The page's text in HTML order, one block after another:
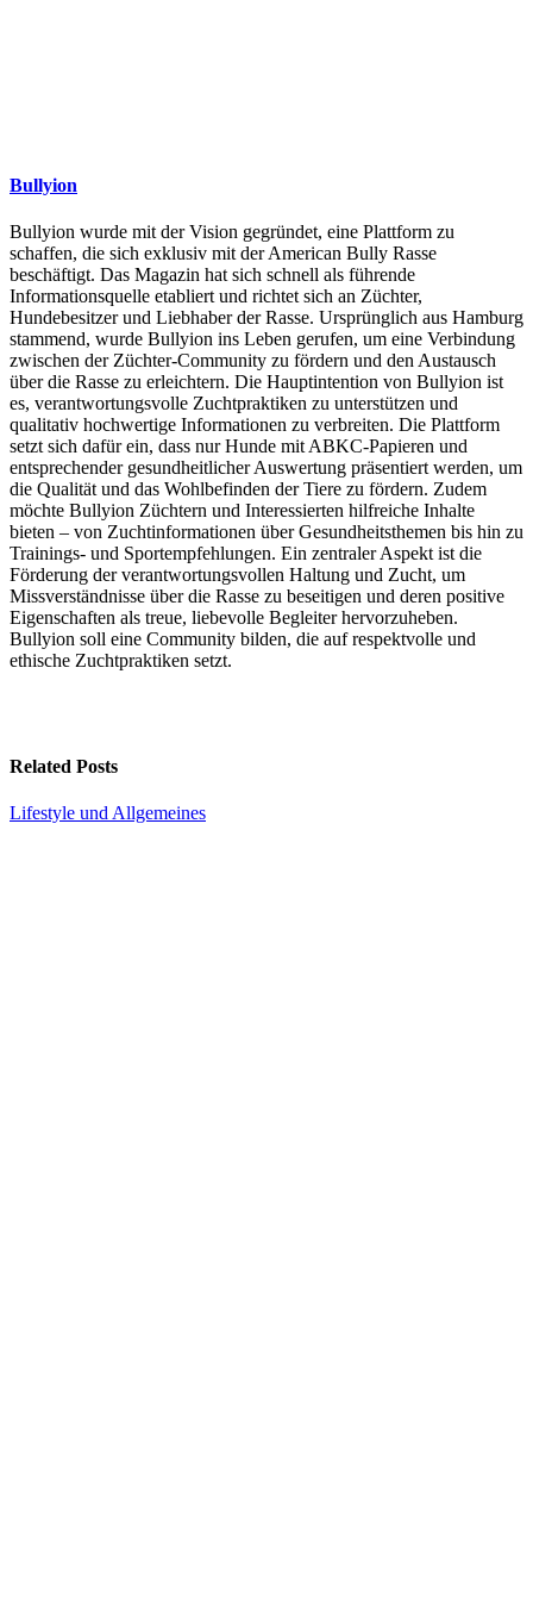
Bullyion
Bullyion wurde mit der Vision gegründet, eine Plattform zu
schaffen, die sich exklusiv mit der American Bully Rasse
beschäftigt. Das Magazin hat sich schnell als führende
Informationsquelle etabliert und richtet sich an Züchter,
Hundebesitzer und Liebhaber der Rasse. Ursprünglich aus Hamburg
stammend, wurde Bullyion ins Leben gerufen, um eine Verbindung
zwischen der Züchter-Community zu fördern und den Austausch
über die Rasse zu erleichtern. Die Hauptintention von Bullyion ist
es, verantwortungsvolle Zuchtpraktiken zu unterstützen und
qualitativ hochwertige Informationen zu verbreiten. Die Plattform
setzt sich dafür ein, dass nur Hunde mit ABKC-Papieren und
entsprechender gesundheitlicher Auswertung präsentiert werden, um
die Qualität und das Wohlbefinden der Tiere zu fördern. Zudem
möchte Bullyion Züchtern und Interessierten hilfreiche Inhalte
bieten – von Zuchtinformationen über Gesundheitsthemen bis hin zu
Trainings- und Sportempfehlungen. Ein zentraler Aspekt ist die
Förderung der verantwortungsvollen Haltung und Zucht, um
Missverständnisse über die Rasse zu beseitigen und deren positive
Eigenschaften als treue, liebevolle Begleiter hervorzuheben.
Bullyion soll eine Community bilden, die auf respektvolle und
ethische Zuchtpraktiken setzt.
Related Posts
Lifestyle und Allgemeines